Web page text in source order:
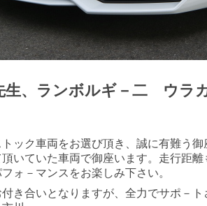
生、ランボルギ－二 ウラ
ック車両をお選び頂き、誠に有難う
いていた車両で御座います。走行距
ォ－マンスをお楽しみ下さい。
き合いとなりますが、全力でサポ－